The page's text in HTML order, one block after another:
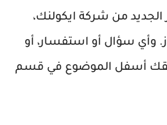
من شركة ايكولنك،
وأي سؤال أو استفسار، أو
أسفل الموضوع في قسم